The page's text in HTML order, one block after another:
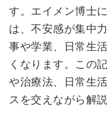
す。エイメン博士
は、不安感が集中
事や学業、日常生
くなります。この
や治療法、日常生
スを交えながら解説